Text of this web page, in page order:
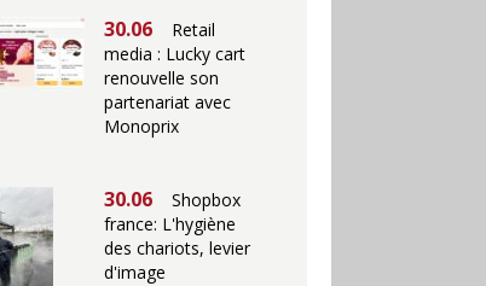
30.06
Retail
media : Lucky cart
renouvelle son
partenariat avec
Monoprix
30.06
Shopbox
france: L'hygiène
des chariots, levier
d'image